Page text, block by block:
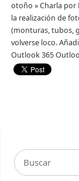
otoño » Charla por
la realización de
(monturas, tubos,
volverse loco.
Outlook 365